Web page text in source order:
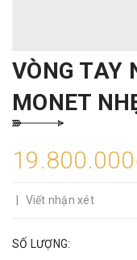
VÒNG TAY
MONET
Viết nhận xét
SỐ LƯỢNG: